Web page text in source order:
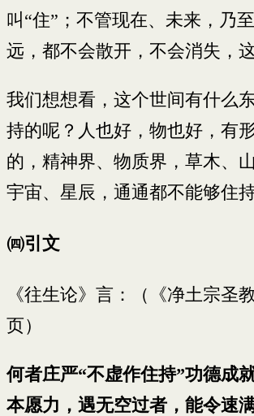
叫“住”；不管现在、未来，乃
远，都不会散开，不会消失，这
我们想想看，这个世间有什么
持的呢？人也好，物也好，有
的，精神界、物质界，草木、
宇宙、星辰，通通都不能够住持
㈣引文
《往生论》言：（《净土宗圣
页）
何者庄严“不虚作住持”功德成
本愿力，遇无空过者，能令速